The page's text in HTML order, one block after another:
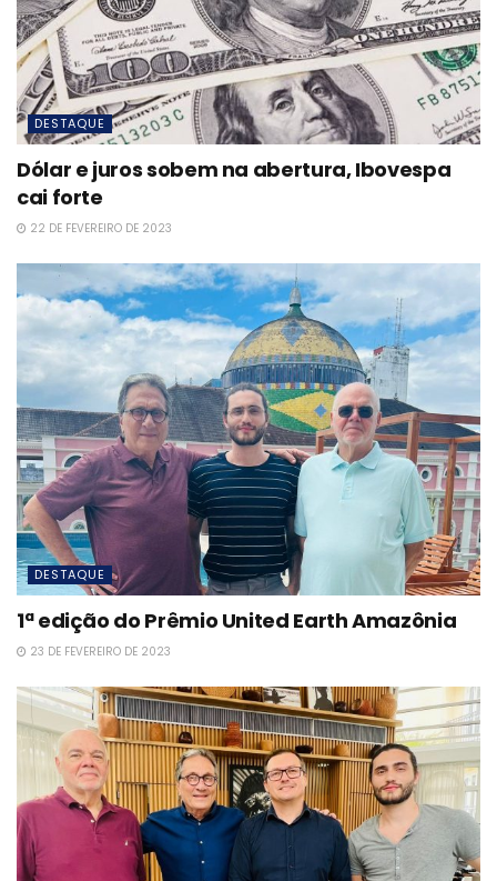
DESTAQUE
Dólar e juros sobem na abertura, Ibovespa
cai forte
22 DE FEVEREIRO DE 2023
DESTAQUE
1ª edição do Prêmio United Earth Amazônia
23 DE FEVEREIRO DE 2023